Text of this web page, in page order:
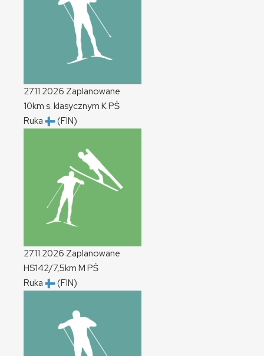
27.11.2026 Zaplanowane
10km s. klasycznym KPŚ
Ruka
(FIN)
27.11.2026 Zaplanowane
HS142/7,5km M PŚ
Ruka
(FIN)